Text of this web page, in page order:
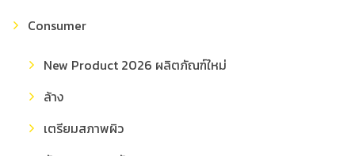
Consumer
New Product 2026 ผลิตภัณฑ์ใหม่
ล้าง
เตรียมสภาพผิว